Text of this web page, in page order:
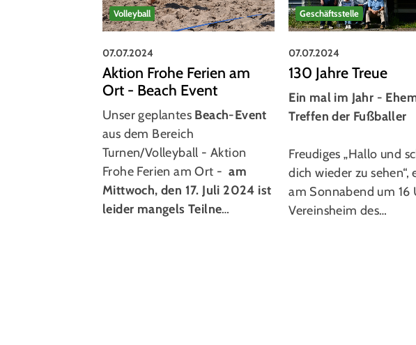
Volleyball
07.07.2024
Aktion Frohe Ferien am
Ort - Beach Event
Unser geplantes Beach-Event
aus dem Bereich
Turnen/Volleyball - Aktion
Frohe Ferien am Ort - am
Mittwoch, den 17. Juli 2024 ist
leider mangels Teilne…
Geschäftsstelle
07.07.2024
130 Jahre Treue
Ein mal im Jahr -
Treffen der Fußballer
Freudiges „Hallo und
dich wieder zu sehen“,
am Sonnabend um 16
Vereinsheim des…